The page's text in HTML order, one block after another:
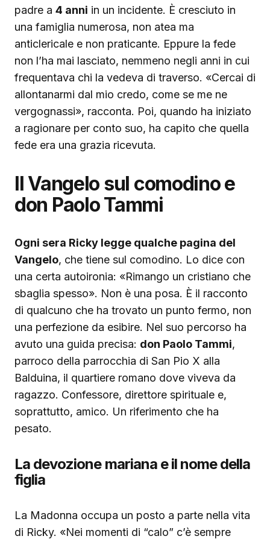
padre a 4 anni in un incidente. È cresciuto in
una famiglia numerosa, non atea ma
anticlericale e non praticante. Eppure la fede
non l’ha mai lasciato, nemmeno negli anni in cui
frequentava chi la vedeva di traverso. «Cercai di
allontanarmi dal mio credo, come se me ne
vergognassi», racconta. Poi, quando ha iniziato
a ragionare per conto suo, ha capito che quella
fede era una grazia ricevuta.
Il Vangelo sul comodino e
don Paolo Tammi
Ogni sera Ricky legge qualche pagina del
Vangelo, che tiene sul comodino. Lo dice con
una certa autoironia: «Rimango un cristiano che
sbaglia spesso». Non è una posa. È il racconto
di qualcuno che ha trovato un punto fermo, non
una perfezione da esibire. Nel suo percorso ha
avuto una guida precisa: don Paolo Tammi,
parroco della parrocchia di San Pio X alla
Balduina, il quartiere romano dove viveva da
ragazzo. Confessore, direttore spirituale e,
soprattutto, amico. Un riferimento che ha
pesato.
La devozione mariana e il nome della
figlia
La Madonna occupa un posto a parte nella vita
di Ricky. «Nei momenti di “calo” c’è sempre